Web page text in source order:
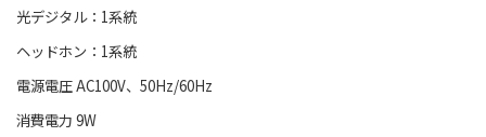
光デジタル：1系統
ヘッドホン：1系統
電源電圧 AC100V、50Hz/60Hz
消費電力 9W